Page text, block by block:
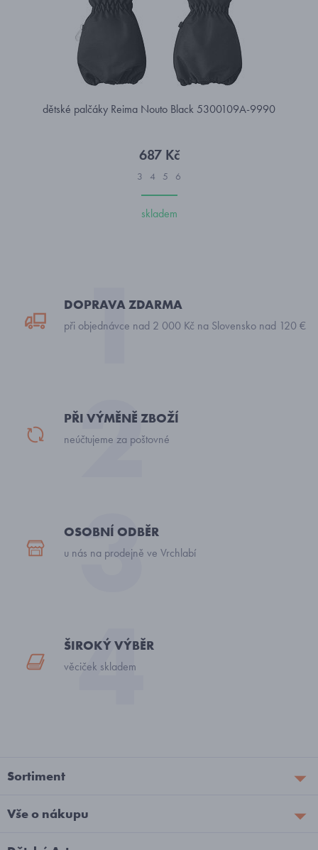
dětské palčáky Reima Nouto Black 5300109A-9990
687 Kč
3 4 5 6
skladem
DOPRAVA ZDARMA
při objednávce nad 2 000 Kč na Slovensko nad 120 €
PŘI VÝMĚNĚ ZBOŽÍ
neúčtujeme za poštovné
OSOBNÍ ODBĚR
u nás na prodejně ve Vrchlabí
ŠIROKÝ VÝBĚR
věciček skladem
Sortiment
Vše o nákupu